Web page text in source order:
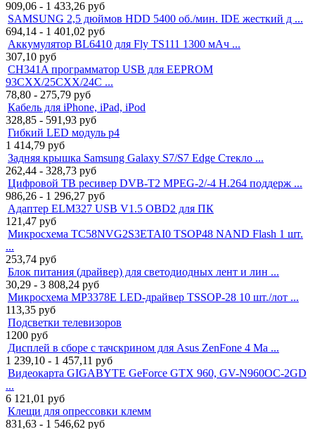
909,06 - 1 433,26 руб
SAMSUNG 2,5 дюймов HDD 5400 об./мин. IDE жесткий д ...
694,14 - 1 401,02 руб
Аккумулятор BL6410 для Fly TS111 1300 мАч ...
307,10 руб
CH341A программатор USB для EEPROM
93CXX/25CXX/24C ...
78,80 - 275,79 руб
Кабель для iPhone, iPad, iPod
328,85 - 591,93 руб
Гибкий LED модуль p4
1 414,79 руб
Задняя крышка Samsung Galaxy S7/S7 Edge Стекло ...
262,44 - 328,73 руб
Цифровой ТВ ресивер DVB-T2 MPEG-2/-4 H.264 поддерж ...
986,26 - 1 296,27 руб
Адаптер ELM327 USB V1.5 OBD2 для ПК
121,47 руб
Микросхема TC58NVG2S3ETAI0 TSOP48 NAND Flash 1 шт.
...
253,74 руб
Блок питания (драйвер) для светодиодных лент и лин ...
30,29 - 3 808,24 руб
Микросхема MP3378E LED-драйвер TSSOP-28 10 шт./лот ...
113,35 руб
Подсветки телевизоров
1200 руб
Дисплей в сборе с тачскрином для Asus ZenFone 4 Ma ...
1 239,10 - 1 457,11 руб
Видеокарта GIGABYTE GeForce GTX 960, GV-N960OC-2GD
...
6 121,01 руб
Клещи для опрессовки клемм
831,63 - 1 546,62 руб